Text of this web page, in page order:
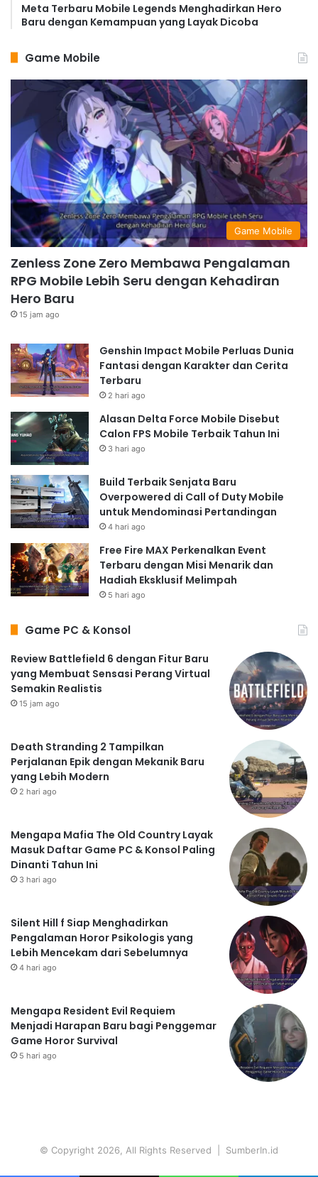
Meta Terbaru Mobile Legends Menghadirkan Hero
Baru dengan Kemampuan yang Layak Dicoba
Game Mobile
Game Mobile
Zenless Zone Zero Membawa Pengalaman
RPG Mobile Lebih Seru dengan Kehadiran
Hero Baru
15 jam ago
Genshin Impact Mobile Perluas Dunia
Fantasi dengan Karakter dan Cerita
Terbaru
2 hari ago
Alasan Delta Force Mobile Disebut
Calon FPS Mobile Terbaik Tahun Ini
3 hari ago
Build Terbaik Senjata Baru
Overpowered di Call of Duty Mobile
untuk Mendominasi Pertandingan
4 hari ago
Free Fire MAX Perkenalkan Event
Terbaru dengan Misi Menarik dan
Hadiah Eksklusif Melimpah
5 hari ago
Game PC & Konsol
Review Battlefield 6 dengan Fitur Baru
yang Membuat Sensasi Perang Virtual
Semakin Realistis
15 jam ago
Death Stranding 2 Tampilkan
Perjalanan Epik dengan Mekanik Baru
yang Lebih Modern
2 hari ago
Mengapa Mafia The Old Country Layak
Masuk Daftar Game PC & Konsol Paling
Dinanti Tahun Ini
3 hari ago
Silent Hill f Siap Menghadirkan
Pengalaman Horor Psikologis yang
Lebih Mencekam dari Sebelumnya
4 hari ago
Mengapa Resident Evil Requiem
Menjadi Harapan Baru bagi Penggemar
Game Horor Survival
5 hari ago
© Copyright 2026, All Rights Reserved | SumberIn.id